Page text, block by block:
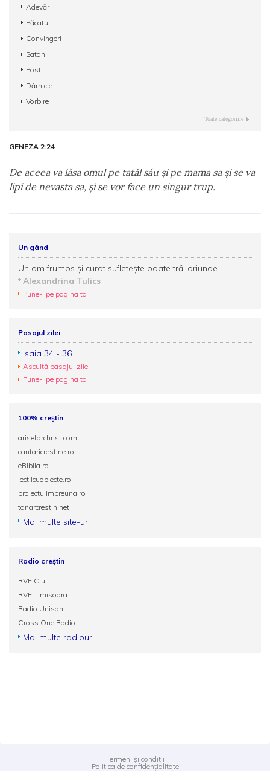
Adevăr
Păcatul
Convingeri
Satan
Post
Dărnicie
Vorbire
Toate categoriile
GENEZA 2:24
De aceea va lăsa omul pe tatăl său şi pe mama sa şi se va
lipi de nevasta sa, şi se vor face un singur trup.
Un gând
Un om frumos și curat sufletește poate trăi oriunde.
Alexandrina Tulics
Pune-l pe pagina ta
Pasajul zilei
Isaia 34 - 36
Ascultă pasajul zilei
Pune-l pe pagina ta
100% creștin
ariseforchrist.com
cantaricrestine.ro
eBiblia.ro
lectiicuobiecte.ro
proiectulimpreuna.ro
tanarcrestin.net
Mai multe site-uri
Radio creștin
RVE Cluj
RVE Timisoara
Radio Unison
Cross One Radio
Mai multe radiouri
Termeni și condiții
Politica de confidențialitate